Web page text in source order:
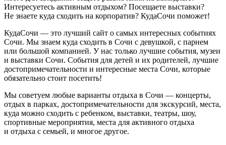
Интересуетесь активным отдыхом? Посещаете выставки?
Не знаете куда сходить на корпоратив? КудаСочи поможет!
КудаСочи — это лучший сайт о самых интересных событиях
Сочи. Мы знаем куда сходить в Сочи с девушкой, с парнем
или большой компанией. У нас только лучшие события, музеи
и выставки Сочи. События для детей и их родителей, лучшие
достопримечательности и интересные места Сочи, которые
обязательно стоит посетить!
Мы советуем любые варианты отдыха в Сочи — концерты,
отдых в парках, достопримечательности для экскурсий, места,
куда можно сходить с ребенком, выставки, театры, шоу,
спортивные мероприятия, места для активного отдыха
и отдыха с семьей, и многое другое.